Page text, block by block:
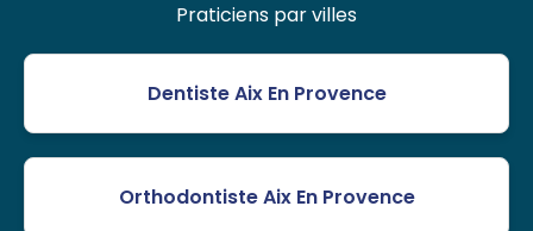
Praticiens par villes
Dentiste Aix En Provence
Orthodontiste Aix En Provence